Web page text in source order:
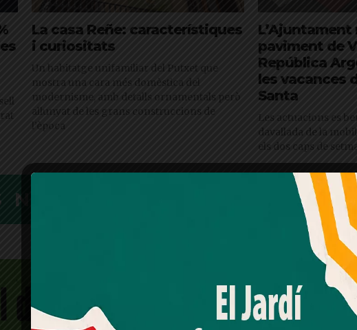
La casa Reñe: característiques
i curiositats
Un habitatge unifamiliar del Putxet que
mostra una cara més domèstica del
modernisme, amb detalls ornamentals però
allunyat de les grans construccions de
l’època
L’Ajuntament
paviment de
República
les vacances
Santa
Les actuacions es
davallada de la
els dos caps de
NOTÍCIES AL MOMENT AL
Amb el seu acord, nosaltres fem servir galetes o
tecnologies similars per emmagatzemar, accedir i
processar dades personals com la seva visita a
web. Pot retirar el seu consentiment o oposar-se al
processament de dades basat en interessos
qualsevol moment fent clic a "Ajustos de cookies" o
nostra Política de privacitat en aquest lloc web. Si
"acceptar" dones el teu consentiment